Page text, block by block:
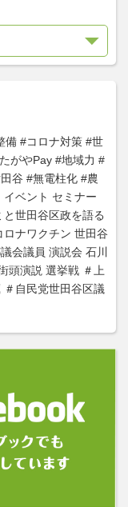
備 #コロナ対策 #世
がやPay #地域力 #
谷 #無電柱化 #農
イベント セミナー
と世田谷区政を語る
ロナワクチン 世田谷
会議員 演説会 石川
頭演説 選挙戦 ＃上
＃自民党世田谷区議